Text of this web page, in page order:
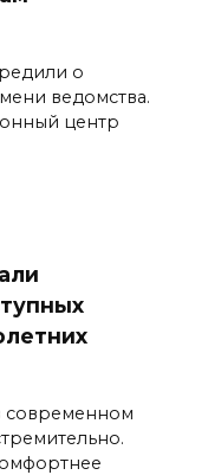
о
ведомства.
центр
современном